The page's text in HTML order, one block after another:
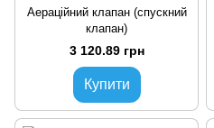
Аераційний клапан (спускний
клапан)
3 120.89 грн
Купити